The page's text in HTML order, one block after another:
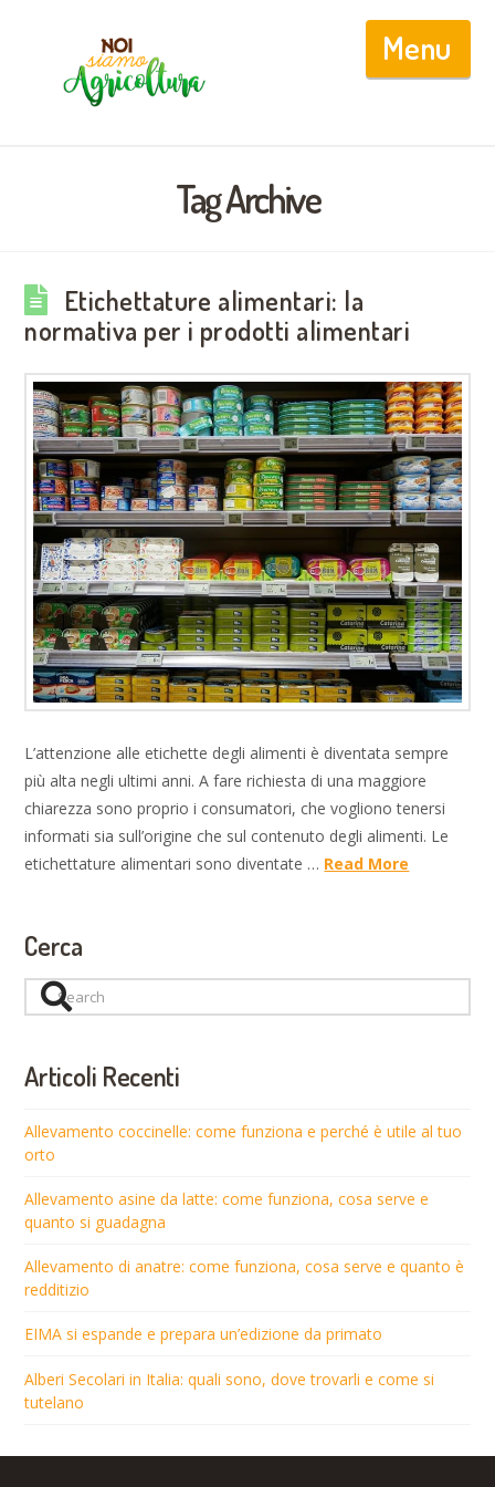
Tag Archive
Etichettature alimentari: la
normativa per i prodotti alimentari
L’attenzione alle etichette degli alimenti è diventata sempre
più alta negli ultimi anni. A fare richiesta di una maggiore
chiarezza sono proprio i consumatori, che vogliono tenersi
informati sia sull’origine che sul contenuto degli alimenti. Le
etichettature alimentari sono diventate … Read More
Cerca
Search
Articoli Recenti
Allevamento coccinelle: come funziona e perché è utile al tuo
orto
Allevamento asine da latte: come funziona, cosa serve e
quanto si guadagna
Allevamento di anatre: come funziona, cosa serve e quanto è
redditizio
EIMA si espande e prepara un’edizione da primato
Alberi Secolari in Italia: quali sono, dove trovarli e come si
tutelano